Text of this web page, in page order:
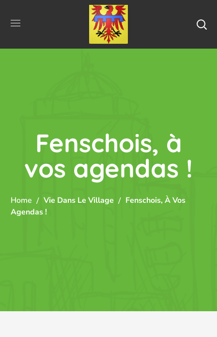
Fenschois, à
vos agendas !
Home Vie Dans Le Village
Fenschois, À Vos
Agendas !